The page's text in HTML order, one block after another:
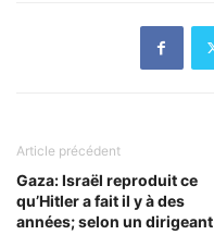
Article précédent
Gaza: Israël reproduit ce
qu’Hitler a fait il y à des
années; selon un dirigeant